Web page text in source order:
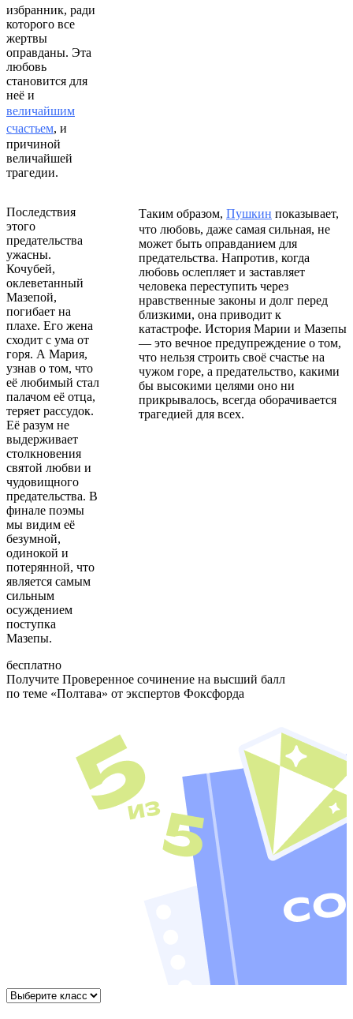
избранник, ради
которого все
жертвы
оправданы. Эта
любовь
становится для
неё и
величайшим
счастьем, и
причиной
величайшей
трагедии.
Последствия
этого
предательства
ужасны.
Кочубей,
оклеветанный
Мазепой,
погибает на
плахе. Его жена
сходит с ума от
горя. А Мария,
узнав о том, что
её любимый стал
палачом её отца,
теряет рассудок.
Её разум не
выдерживает
столкновения
святой любви и
чудовищного
предательства. В
финале поэмы
мы видим её
безумной,
одинокой и
потерянной, что
является самым
сильным
осуждением
поступка
Мазепы.
Таким образом, Пушкин показывает,
что любовь, даже самая сильная, не
может быть оправданием для
предательства. Напротив, когда
любовь ослепляет и заставляет
человека переступить через
нравственные законы и долг перед
близкими, она приводит к
катастрофе. История Марии и Мазепы
— это вечное предупреждение о том,
что нельзя строить своё счастье на
чужом горе, а предательство, какими
бы высокими целями оно ни
прикрывалось, всегда оборачивается
трагедией для всех.
бесплатно
Получите Проверенное сочинение на высший балл
по теме «Полтава» от экспертов Фоксфорда